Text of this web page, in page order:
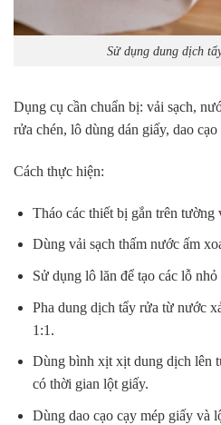
Sử dụng dung dịch
Dụng cụ cần chuẩn bị: vải sạch,
rửa chén, lô dùng dán giấy, dao
Cách thực hiện:
Tháo các thiết bị gắn trên tường
Dùng vải sạch thấm nước ấm
Sử dụng lô lăn để tạo các lỗ nhỏ
Pha dung dịch tẩy rửa từ nước
1:1.
Dùng bình xịt xịt dung dịch lên
có thời gian lột giấy.
Dùng dao cạo cạy mép giấy và